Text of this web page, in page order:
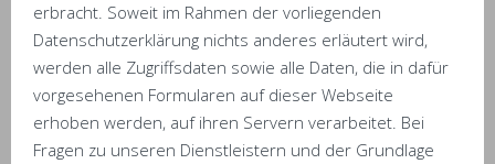
erbracht. Soweit im Rahmen der vorliegenden
Datenschutzerklärung nichts anderes erläutert wird,
werden alle Zugriffsdaten sowie alle Daten, die in dafür
vorgesehenen Formularen auf dieser Webseite
erhoben werden, auf ihren Servern verarbeitet. Bei
Fragen zu unseren Dienstleistern und der Grundlage